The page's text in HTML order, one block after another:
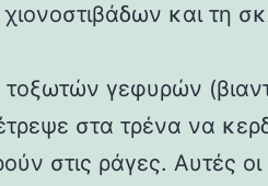
και τη
γεφυρών
στα τρένα να
στις ράγες. Αυτές οι